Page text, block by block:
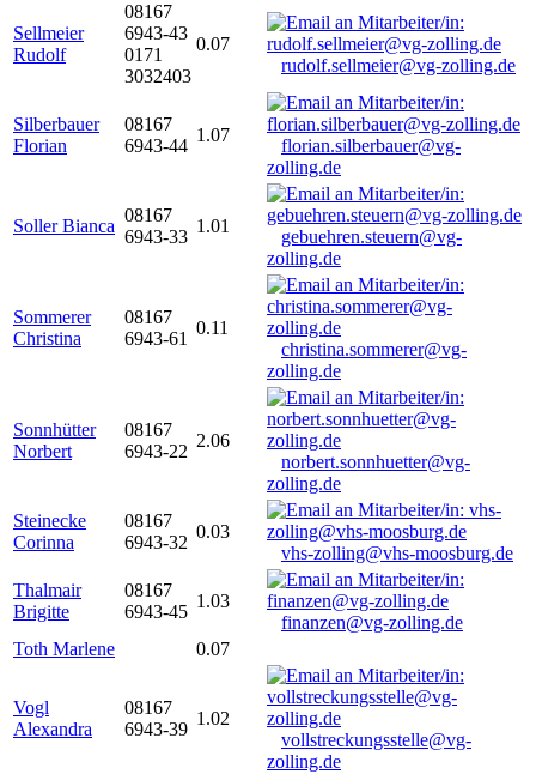
Sellmeier
Rudolf
08167
6943-43
0171
3032403
0.07
rudolf.sellmeier@vg-zolling.de
Silberbauer
Florian
08167
6943-44
1.07
florian.silberbauer@vg-
zolling.de
Soller Bianca
08167
6943-33
1.01
gebuehren.steuern@vg-
zolling.de
Sommerer
Christina
08167
6943-61
0.11
christina.sommerer@vg-
zolling.de
Sonnhütter
Norbert
08167
6943-22
2.06
norbert.sonnhuetter@vg-
zolling.de
Steinecke
Corinna
08167
6943-32
0.03
vhs-zolling@vhs-moosburg.de
Thalmair
Brigitte
08167
6943-45
1.03
finanzen@vg-zolling.de
Toth Marlene
0.07
Vogl
Alexandra
08167
6943-39
1.02
vollstreckungsstelle@vg-
zolling.de